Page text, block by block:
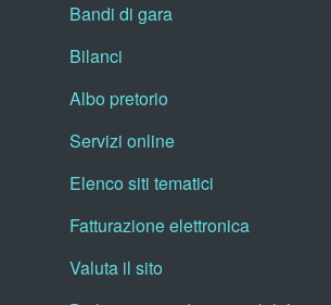
Bandi di gara
Bilanci
Albo pretorio
Servizi online
Elenco siti tematici
Fatturazione elettronica
Valuta il sito